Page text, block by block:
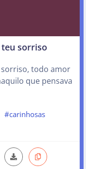
sorriso
todo amor
que pensava
#carinhosas